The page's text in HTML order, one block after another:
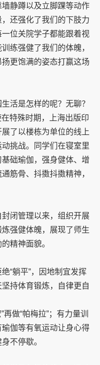
静蹲以及立脚踝等动作
还强化了我们的下肢力
位关院学子都能跟着视
练强健了我们的体魄，
更饱满的姿态打赢这场
活是怎样的呢？无聊？
特殊时期，上海出版印
了以楼栋为单位的线上
挑战。同学们在寝室里
础瑜伽，强身健体、增
筋骨、抖擞抖擞精神，
封闭管理以来，组织开展
强健体魄，展现了师生
精神面貌。
“躺平”，因地制宜发挥
持体育锻炼，自律更自
做“帕梅拉”；有力量训
伽等有氧运动让身心得
不停歇。